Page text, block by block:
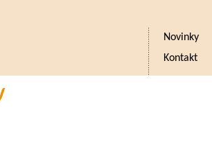
Novinky
Kontakt